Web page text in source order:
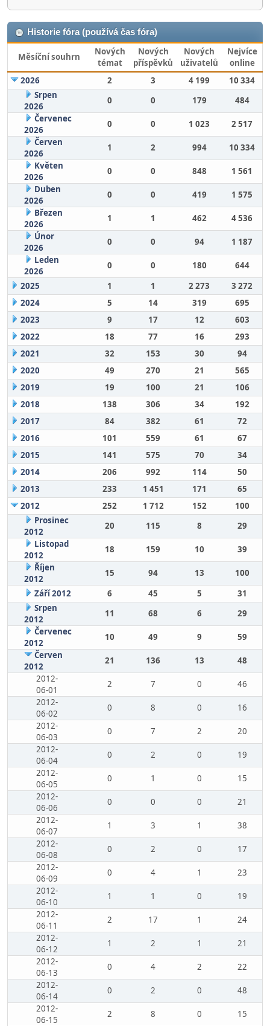
Historie fóra (používá čas fóra)
Měsíční souhrn
Nových
témat
Nových
příspěvků
Nových
uživatelů
Nejvíce
online
2026
2 3 4 199
10 334
Srpen
2026
0 0 179
484
Červenec
2026
0 0 1 023
2 517
Červen
2026
1 2 994
10 334
Květen
2026
0 0 848
1 561
Duben
2026
0 0 419
1 575
Březen
2026
1 1 462
4 536
Únor
2026
0 0 94
1 187
Leden
2026
0 0 180
644
2025
1 1 2 273
3 272
2024
5 14 319
695
2023
9 17 12
603
2022
18 77 16
293
2021
32 153 30
94
2020
49 270 21
565
2019
19 100 21
106
2018
138 306 34
192
2017
84 382 61
72
2016
101 559 61
67
2015
141 575 70
34
2014
206 992 114
50
2013
233 1 451 171
65
2012
252 1 712 152
100
Prosinec
2012
20 115 8
29
Listopad
2012
18 159 10
39
Říjen
2012
15 94 13
100
Září 2012
6 45 5
31
Srpen
2012
11 68 6
29
Červenec
2012
10 49 9
59
Červen
2012
21 136 13
48
2012-
06-01
2 7 0
46
2012-
06-02
0 8 0
16
2012-
06-03
0 7 2
20
2012-
06-04
0 2 0
19
2012-
06-05
0 1 0
15
2012-
06-06
0 0 0
21
2012-
06-07
1 3 1
38
2012-
06-08
0 2 0
17
2012-
06-09
0 4 1
23
2012-
06-10
1 1 0
19
2012-
06-11
2 17 1
24
2012-
06-12
1 2 1
21
2012-
06-13
0 4 2
22
2012-
06-14
0 2 0
48
2012-
06-15
2 8 0
15